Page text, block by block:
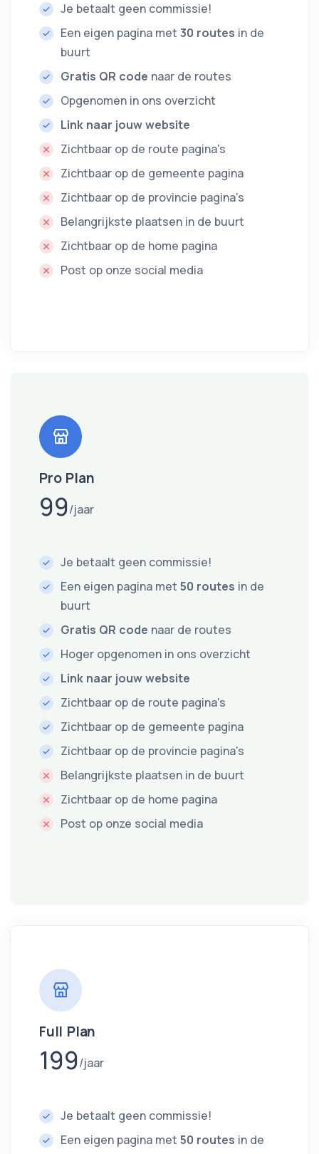
Je betaalt geen commissie!
Een eigen pagina met 30 routes in de
buurt
Gratis QR code naar de routes
Opgenomen in ons overzicht
Link naar jouw website
Zichtbaar op de route pagina's
Zichtbaar op de gemeente pagina
Zichtbaar op de provincie pagina's
Belangrijkste plaatsen in de buurt
Zichtbaar op de home pagina
Post op onze social media
Pro Plan
99 jaar
Je betaalt geen commissie!
Een eigen pagina met 50 routes in de
buurt
Gratis QR code naar de routes
Hoger opgenomen in ons overzicht
Link naar jouw website
Zichtbaar op de route pagina's
Zichtbaar op de gemeente pagina
Zichtbaar op de provincie pagina's
Belangrijkste plaatsen in de buurt
Zichtbaar op de home pagina
Post op onze social media
Full Plan
199 jaar
Je betaalt geen commissie!
Een eigen pagina met 50 routes in de